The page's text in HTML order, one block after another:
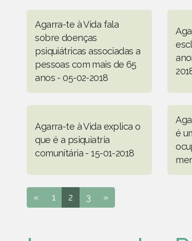
Agarra-te à Vida fala
sobre doenças
psiquiátricas associadas a
pessoas com mais de 65
anos - 05-02-2018
Agarra-te à Vida explica o
que é a psiquiatria
comunitária - 15-01-2018
é
« 1 2 3 »